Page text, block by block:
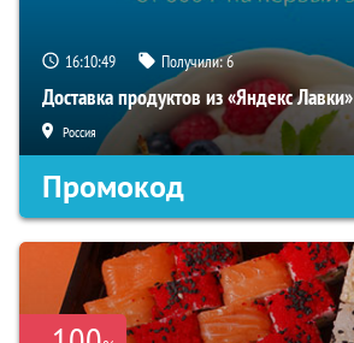
16:10:48 Получили:6
Доставка продуктов из «Яндекс Лавки»
Россия
Промокод